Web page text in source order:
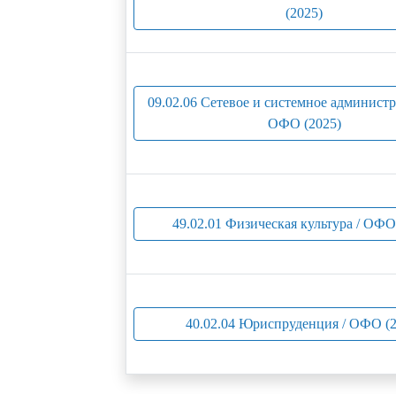
(2025)
09.02.06 Сетевое и системное
ОФО (2025)
49.02.01 Физическая культура /
40.02.04 Юриспруденция / ОФО